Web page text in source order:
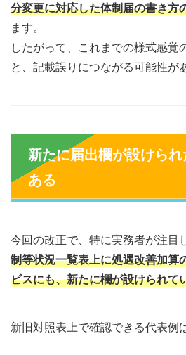
分変更に対応した体制届の書き方
ます。
したがって、これまでの様式感覚
と、記載誤りにつながる可能性が
新たに届出欄が設けら
ある
今回の改正で、特に実務者が注目
制等状況一覧表上に処遇改善加算
ビスにも、新たに欄が設けられて
新旧対照表上で確認できる代表例